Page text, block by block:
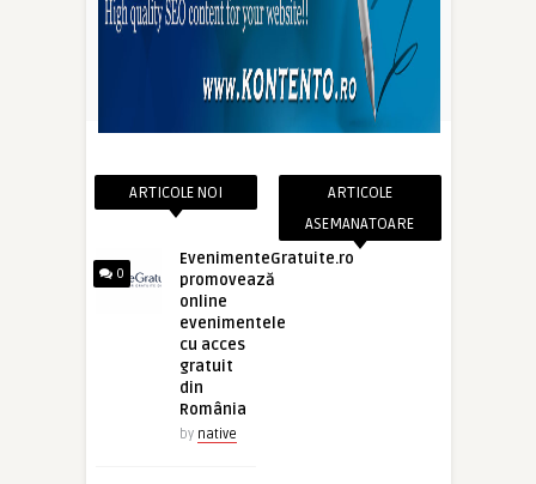
ARTICOLE NOI
0
EvenimenteGratuite.ro
promovează
online
evenimentele
cu acces
gratuit
din
România
by native
ARTICOLE
ASEMANATOARE